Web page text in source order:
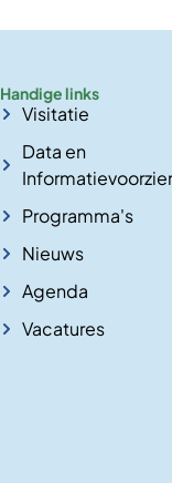
Handige links
Visitatie
Data en
Programma's
Nieuws
Agenda
Vacatures